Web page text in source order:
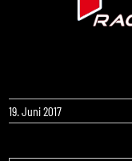
19. Juni 2017